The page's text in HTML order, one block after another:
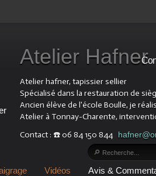
Atelier
Atelier hafner, tapissier sellier
Spécialisé dans la restauration de
Ancien élève de l'école Boulle, je
Atelier à Tonnay-Charente,
Contact : ☎️ 06 84 150 844
Vidéos Avis &